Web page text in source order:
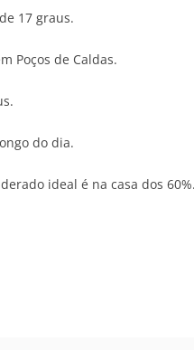
17 graus.
Poços de Caldas.
do dia.
ideal é na casa dos 60%.